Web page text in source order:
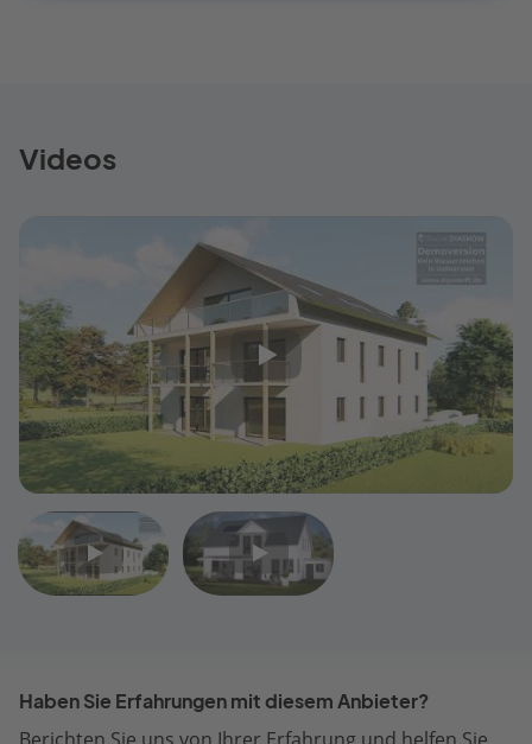
Videos
Video
1
Video
2
Haben Sie Erfahrungen mit diesem Anbieter?